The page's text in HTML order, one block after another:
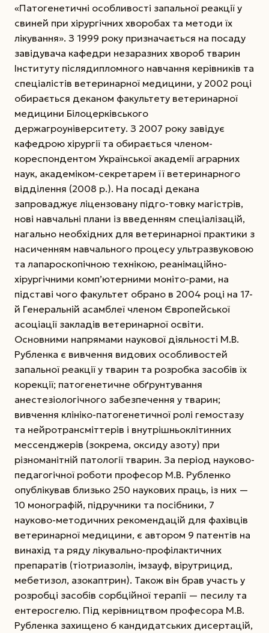
«Патогенетичні особливості запальної реакції у
свиней при хірургічних хворобах та методи їх
лікування». З 1999 року призначається на посаду
завідувача кафедри незаразних хвороб тварин
Інституту післядипломного навчання керівників та
спеціалістів ветеринарної медицини, у 2002 році
обирається деканом факультету ветеринарної
медицини Білоцерківського
держагроуніверситету. З 2007 року завідує
кафедрою хірургії та обирається членом-
кореспондентом Української академії аграрних
наук, академіком-секретарем її ветеринарного
відділення (2008 р.). На посаді декана
запроваджує ліцензовану підго-товку магістрів,
нові навчальні плани із введенням спеціалізацій,
нагально необхідних для ветеринарної практики з
насиченням навчального процесу ультразвуковою
та лапароскопічною технікою, реанімаційно-
хірургічними комп’ютерними моніто-рами, на
підставі чого факультет обрано в 2004 році на 17-
й Генеральній асамблеї членом Європейської
асоціації закладів ветеринарної освіти.
Основними напрямами наукової діяльності М.В.
Рубленка є вивчення видових особливостей
запальної реакції у тварин та розробка засобів їх
корекції; патогенетичне обґрунтування
анестезіологічного забезпечення у тварин;
вивчення клініко-патогенетичної ролі гемостазу
та нейротрансміттерів і внутрішньоклітинних
мессенджерів (зокрема, оксиду азоту) при
різноманітній патології тварин. За період науково-
педагогічної роботи професор М.В. Рубленко
опублікував близько 250 наукових праць, із них —
10 монографій, підручники та посібники, 7
науково-методичних рекомендацій для фахівців
ветеринарної медицини, є автором 9 патентів на
винахід та ряду лікувально-профілактичних
препаратів (тіотриазолін, імзауф, вірутрицид,
мебетизол, азокаптрин). Також він брав участь у
розробці засобів сорбційної терапії — песилу та
ентеросгелю. Під керівництвом професора М.В.
Рубленка захищено 6 кандидатських дисертацій,